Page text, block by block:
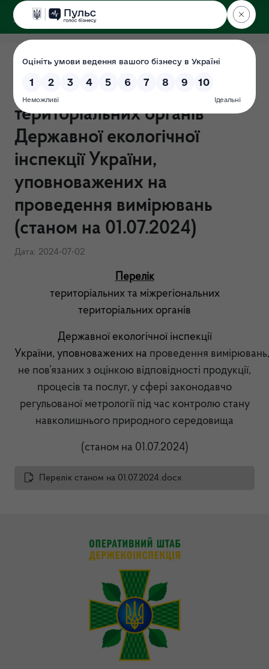
ДЕРЖЕКОІНСПЕКЦІЯ
Перелік територіальних та
міжрегіональних
територіальних органів
Державної екологічної
інспекції України,
уповноважених на
проведення вимірювань
(станом на 01.07.2024)
Дата: 2024-07-02
Перелік
територіальних та міжрегіональних
територіальних органів
Державної екологічної інспекції
України, уповноважених на проведення вимірювань,
не пов’язаних з оцінкою відповідності продукції,
процесів та послуг, у сфері законодавчо
регульованої метрології під час контролю стану
навколишнього природного середовища
(станом на 01.07.2024)
Перелік станом на 01.07.2024.docx